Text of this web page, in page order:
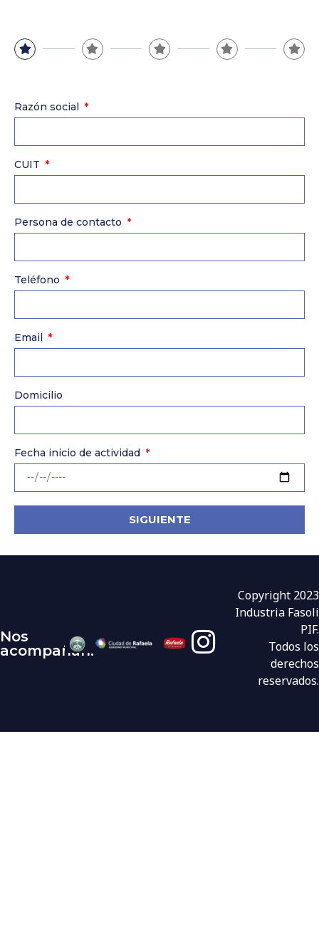
Razón social
CUIT
Persona de contacto
Teléfono
Email
Domicilio
Fecha inicio de actividad
SIGUIENTE
Nos
acompañan:
Copyright 2023
Industria Fasoli
PIF.
Todos los
derechos
reservados.